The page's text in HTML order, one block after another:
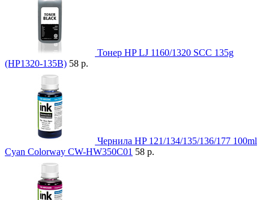
Тонер HP LJ 1160/1320 SCC 135g
(HP1320-135B) 58 р.
Чернила HP 121/134/135/136/177 100ml
Cyan Colorway CW-HW350C01 58 р.